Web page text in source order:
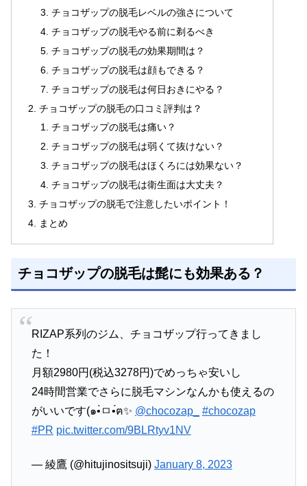
チョコザップの脱毛レベルの強さについて
チョコザップの脱毛やる前に剃るべき
チョコザップの脱毛の効果期間は？
チョコザップの脱毛は顔もできる？
チョコザップの脱毛は何日おきにやる？
チョコザップの脱毛の口コミ評判は？
チョコザップの脱毛は痛い？
チョコザップの脱毛は弱くて抜けない？
チョコザップの脱毛はほくろには効果ない？
チョコザップの脱毛は衛生面は大丈夫？
チョコザップの脱毛で注意したいポイント！
まとめ
チョコザップの脱毛は髭にも効果ある？
RIZAP系列のジム、チョコザップ行ってきまし
た！
月額2980円(税込3278円)でめっちゃ安いし
24時間営業でさらに脱毛マシンなんかも使えるの
がいいです(๑•̀ㅁ•́ฅ✨ @chocozap_
#chocozap
#PR pic.twitter.com/9BLRtyv1NV
— 綾鷹 (@hitujinositsuji) January 8, 2023